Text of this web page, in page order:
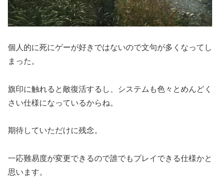
個人的に死にゲーが好きではないので文句が多くなってし
まった。
旗印に触れると敵復活するし、システムも色々とめんどく
さい仕様になっているからね。
期待していただけに残念。
一応難易度が変更できるので誰でもプレイできる仕様かと
思います。